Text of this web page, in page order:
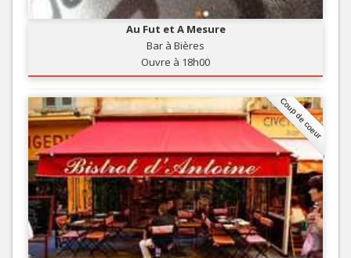
Au Fut et A Mesure
Bar à Bières
Ouvre à 18h00
Coup de coeur